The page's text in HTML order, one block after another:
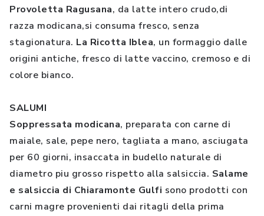
Provoletta Ragusana, da latte intero crudo,di
razza modicana,si consuma fresco, senza
stagionatura. La Ricotta Iblea, un formaggio dalle
origini antiche, fresco di latte vaccino, cremoso e di
colore bianco.
SALUMI
Soppressata modicana, preparata con carne di
maiale, sale, pepe nero, tagliata a mano, asciugata
per 60 giorni, insaccata in budello naturale di
diametro piu grosso rispetto alla salsiccia. Salame
e salsiccia di Chiaramonte Gulfi sono prodotti con
carni magre provenienti dai ritagli della prima